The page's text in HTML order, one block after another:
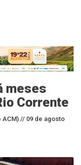
meses
Corrente
ACM) // 09 de agosto